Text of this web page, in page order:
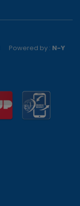
Powered by : N-Y